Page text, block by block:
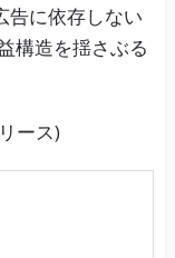
告に依存しない
構造を揺さぶる
ース)